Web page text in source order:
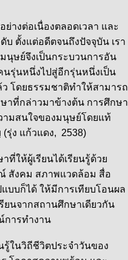
ต่อเนื่องตลอดเวลา และ
ตั้งแต่อดีตจนถึงปัจจุบัน เรา
นุษย์จึงเป็นกระบวนการอัน
นรุ่นหนึ่งไปสู่อีกรุ่นหนึ่งเป็น
โดยธรรมชาติทำให้สามารถ
าที่กล่าวมาข้างต้น การศึกษา
ามสนใจของมนุษย์โดยแท้
รุ่ง แก้วแดง, 2538)
ห้ผู้เรียนได้เรียนรู้ด้วย
สังคม สภาพแวดล้อม สื่อ
บบก็ได้ ให้มีการเทียบโอนผล
ยนจากสถานศึกษาเดียวกัน
การทำงาน
นวิถีชีวิตประจำวันของ